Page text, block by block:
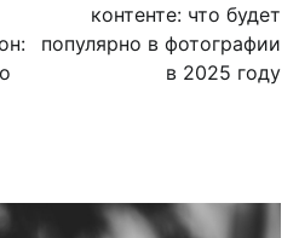
контенте: что будет
популярно в фотографии
в 2025 году